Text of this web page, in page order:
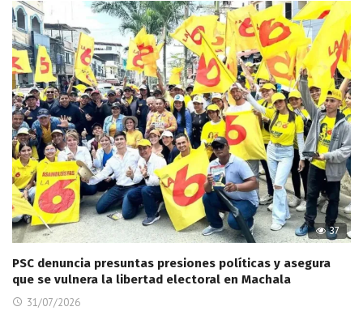
37
PSC denuncia presuntas presiones políticas y asegura
que se vulnera la libertad electoral en Machala
31/07/2026